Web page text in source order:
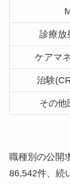
診療放
ケアマ
治験
その他
職種別の公開
86,542件、続